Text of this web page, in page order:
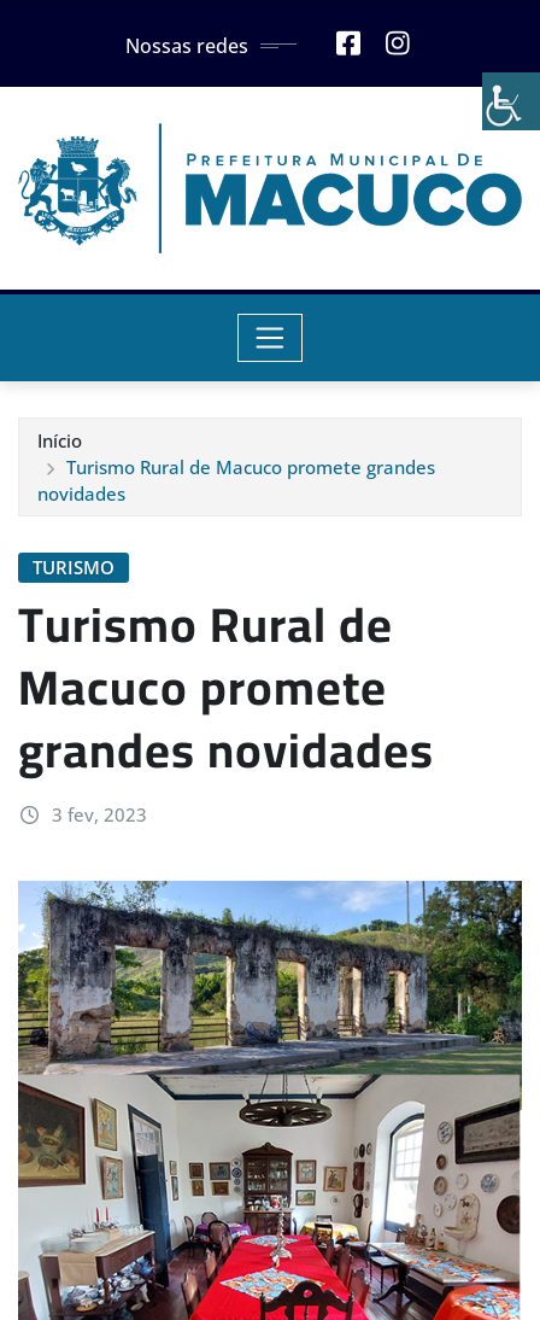
Nossas redes
Início
Turismo Rural de Macuco promete grandes
novidades
TURISMO
Turismo Rural de
Macuco promete
grandes novidades
3 fev, 2023